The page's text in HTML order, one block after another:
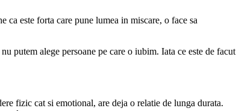
ca este forta care pune lumea in miscare, o face sa
putem alege persoane pe care o iubim. Iata ce este de facut
fizic cat si emotional, are deja o relatie de lunga durata.